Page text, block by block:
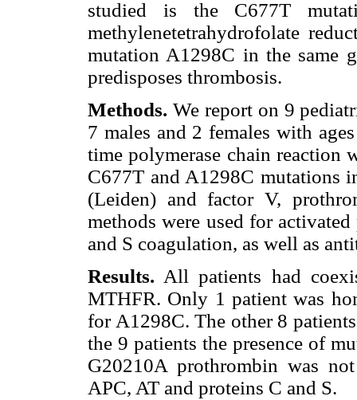
studied is the C677T
methylenetetrahydrofolate
mutation A1298C in the same
predisposes thrombosis.
Methods. We report on 9
7 males and 2 females with
time polymerase chain reaction
C677T and A1298C mutations
(Leiden) and factor V,
methods were used for
and S coagulation, as well as
Results. All patients had
MTHFR. Only 1 patient was
for A1298C. The other 8
the 9 patients the presence of
G20210A prothrombin was
APC, AT and proteins C and S.